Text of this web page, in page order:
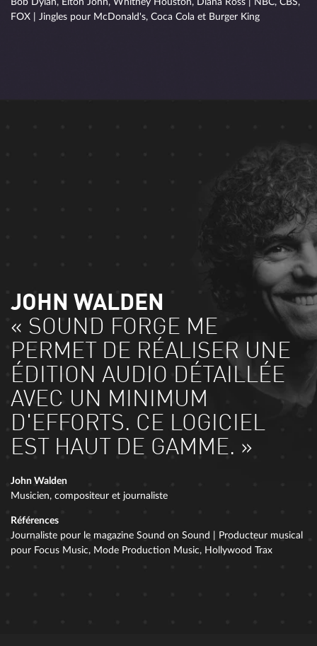
FOX | Jingles pour McDonald's, Coca Cola et Burger King
JOHN WALDEN
« SOUND FORGE ME
PERMET DE RÉALISER UNE
ÉDITION AUDIO DÉTAILLÉE
AVEC UN MINIMUM
D'EFFORTS. CE LOGICIEL
EST HAUT DE GAMME. »
John Walden
Musicien, compositeur et journaliste
Références
Journaliste pour le magazine Sound on Sound | Producteur musical
pour Focus Music, Mode Production Music, Hollywood Trax